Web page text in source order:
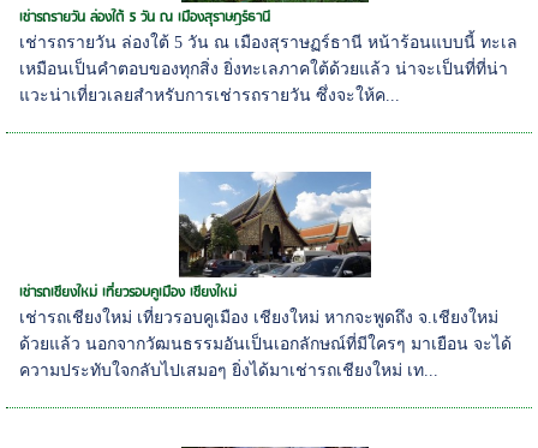
เช่ารถรายวัน ล่องใต้ 5 วัน ณ เมืองสุราษฏร์ธานี
เช่ารถรายวัน ล่องใต้ 5 วัน ณ เมืองสุราษฏร์ธานี หน้าร้อนแบบนี้ ทะเล
เหมือนเป็นคำตอบของทุกสิ่ง ยิ่งทะเลภาคใต้ด้วยแล้ว น่าจะเป็นที่ที่น่า
แวะน่าเที่ยวเลยสำหรับการเช่ารถรายวัน ซึ่งจะให้ค...
เช่ารถเชียงใหม่ เที่ยวรอบคูเมือง เชียงใหม่
เช่ารถเชียงใหม่ เที่ยวรอบคูเมือง เชียงใหม่ หากจะพูดถึง จ.เชียงใหม่
ด้วยแล้ว นอกจากวัฒนธรรมอันเป็นเอกลักษณ์ที่มีใครๆ มาเยือน จะได้
ความประทับใจกลับไปเสมอๆ ยิ่งได้มาเช่ารถเชียงใหม่ เท...